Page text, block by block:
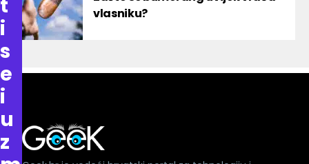
vlasniku?
t
i
s
e
i
u
z